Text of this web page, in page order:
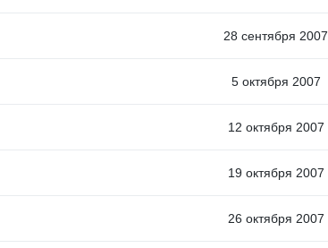
28 сентября 2007
5 октября 2007
12 октября 2007
19 октября 2007
26 октября 2007